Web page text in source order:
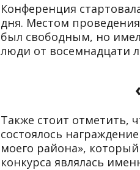
Конференция
дня. Местом
был свободным, но
люди от восемнадцати
Также стоит отметить,
состоялось
моего района»,
конкурса являлась